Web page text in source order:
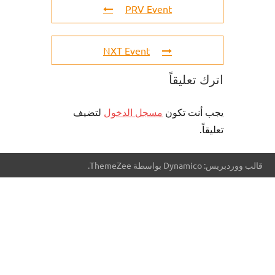
PRV Event
NXT Event
اترك تعليقاً
يجب أنت تكون مسجل الدخول لتضيف
تعليقاً.
قالب ووردبريس: Dynamico بواسطة ThemeZee.